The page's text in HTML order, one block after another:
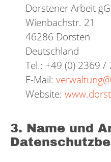
Dorstener Arbeit
Wienbachstr. 21
46286 Dorsten
Deutschland
Tel.: +49 (0) 2369 /
E-Mail:
Website:
3. Name und